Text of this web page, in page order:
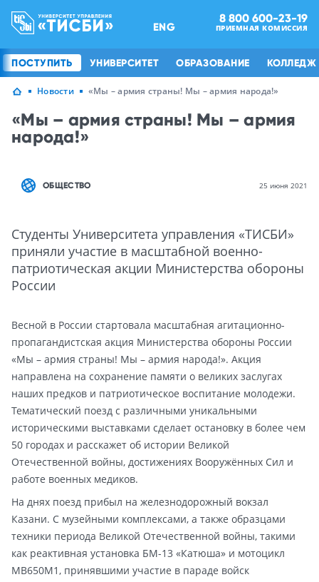
ENG
8 800 600-23-19
ПРИЕМНАЯ КОМИССИЯ
ПОСТУПИТЬ УНИВЕРСИТЕТ ОБРАЗОВАНИЕ КОЛЛЕДЖ
Новости «Мы – армия страны! Мы – армия народа!»
«Мы – армия страны! Мы – армия
народа!»
ОБЩЕСТВО 25 июня 2021
Студенты Университета управления «ТИСБИ»
приняли участие в масштабной военно-
патриотическая акции Министерства обороны
России
Весной в России стартовала масштабная агитационно-
пропагандистская акция Министерства обороны России
«Мы – армия страны! Мы – армия народа!». Акция
направлена на сохранение памяти о великих заслугах
наших предков и патриотическое воспитание молодежи.
Тематический поезд с различными уникальными
историческими выставками сделает остановку в более чем
50 городах и расскажет об истории Великой
Отечественной войны, достижениях Вооружённых Сил и
работе военных медиков.
На днях поезд прибыл на железнодорожный вокзал
Казани. С музейными комплексами, а также образцами
техники периода Великой Отечественной войны, такими
как реактивная установка БМ-13 «Катюша» и мотоцикл
МВ650М1, принявшими участие в параде войск